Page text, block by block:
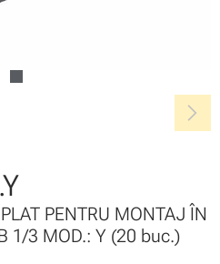
chevron_right
PENTRU MONTAJ ÎN
1/3 MOD.: Y (20 buc.)